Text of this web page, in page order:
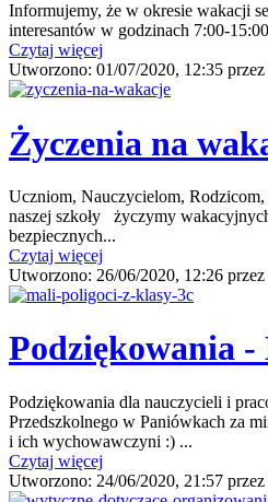
Informujemy, że w okresie wakacji
interesantów w godzinach 7:00-
Czytaj więcej
Utworzono: 01/07/2020, 12:35 przez
Życzenia na
Uczniom, Nauczycielom,
naszej szkoły życzymy
bezpiecznych...
Czytaj więcej
Utworzono: 26/06/2020, 12:26 przez
Podziękowania -
Podziękowania dla nauczycieli i
Przedszkolnego w Paniówkach za
i ich wychowawczyni :) ...
Czytaj więcej
Utworzono: 24/06/2020, 21:57 przez